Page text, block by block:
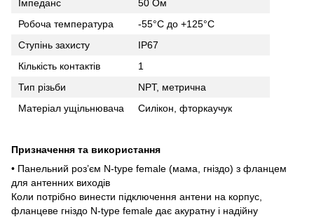
Імпеданс
50 Ом
Робоча температура
-55°C до +125°C
Ступінь захисту
IP67
Кількість контактів
1
Тип різьби
NPT, метрична
Матеріал ущільнювача
Силікон, фторкаучук
Призначення та використання
• Панельний роз’єм N-type female (мама, гніздо) з фланцем
для антенних виходів
Коли потрібно винести підключення антени на корпус,
фланцеве гніздо N-type female дає акуратну і надійну